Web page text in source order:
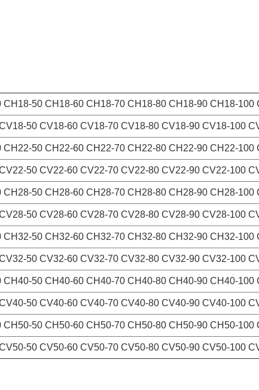
50 CH18-60 CH18-70 CH18-80 CH18-90 CH18-
50 CV18-60 CV18-70 CV18-80 CV18-90 CV18-100
50 CH22-60 CH22-70 CH22-80 CH22-90 CH22-
50 CV22-60 CV22-70 CV22-80 CV22-90 CV22-100
50 CH28-60 CH28-70 CH28-80 CH28-90 CH28-
50 CV28-60 CV28-70 CV28-80 CV28-90 CV28-100
50 CH32-60 CH32-70 CH32-80 CH32-90 CH32-
50 CV32-60 CV32-70 CV32-80 CV32-90 CV32-100
50 CH40-60 CH40-70 CH40-80 CH40-90 CH40-
50 CV40-60 CV40-70 CV40-80 CV40-90 CV40-100
50 CH50-60 CH50-70 CH50-80 CH50-90 CH50-
50 CV50-60 CV50-70 CV50-80 CV50-90 CV50-100